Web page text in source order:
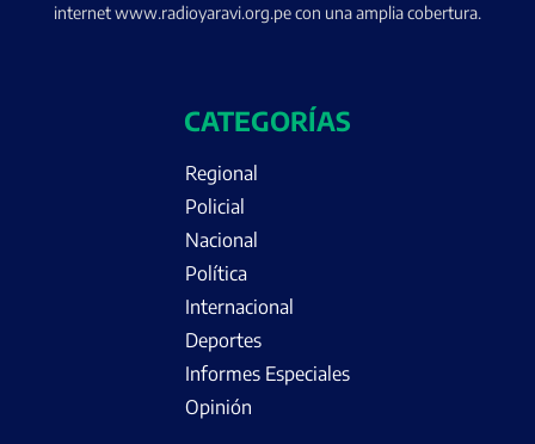
internet www.radioyaravi.org.pe con una amplia cobertura.
CATEGORÍAS
Regional
Policial
Nacional
Política
Internacional
Deportes
Informes Especiales
Opinión